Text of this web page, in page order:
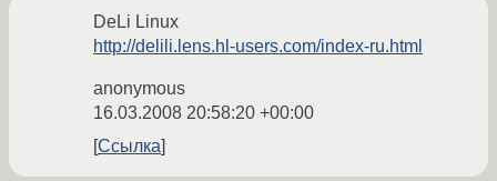
DeLi Linux
http://delili.lens.hl-users.com/index-ru.html
anonymous
16.03.2008 20:58:20 +00:00
Ссылка